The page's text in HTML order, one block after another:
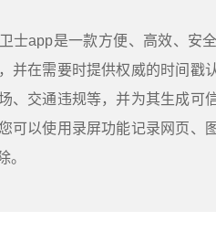
士app是一款方便、高效、安
并在需要时提供权威的时间戳
、交通违规等，并为其生成可
可以使用录屏功能记录网页、
。